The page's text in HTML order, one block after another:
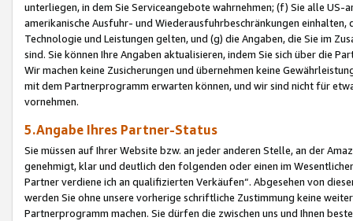
unterliegen, in dem Sie Serviceangebote wahrnehmen; (f) Sie alle
amerikanische Ausfuhr- und Wiederausfuhrbeschränkungen
Technologie und Leistungen gelten, und (g) die Angaben, die Sie im
sind. Sie können Ihre Angaben aktualisieren, indem Sie sich über die
Wir machen keine Zusicherungen und übernehmen keine
mit dem Partnerprogramm erwarten können, und wir sind nicht für
vornehmen.
5.Angabe Ihres Partner-Status
Sie müssen auf Ihrer Website bzw. an jeder anderen Stelle, an der
genehmigt, klar und deutlich den folgenden oder einen im
Partner verdiene ich an qualifizierten Verkäufen“. Abgesehen von
werden Sie ohne unsere vorherige schriftliche Zustimmung keine
Partnerprogramm machen. Sie dürfen die zwischen uns und Ihnen